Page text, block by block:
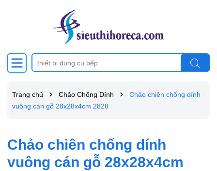
Trang chủ Chảo Chống Dính
Chảo chiên chống dính
vuông cán gỗ 28x28x4cm 2828
Chảo chiên chống dính
vuông cán gỗ 28x28x4cm